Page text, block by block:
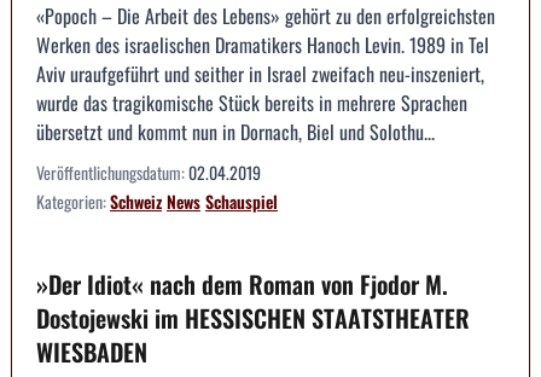
«Popoch – Die Arbeit des Lebens» gehört zu den erfolgreichsten
Werken des israelischen Dramatikers Hanoch Levin. 1989 in Tel
Aviv uraufgeführt und seither in Israel zweifach neu-inszeniert,
wurde das tragikomische Stück bereits in mehrere Sprachen
übersetzt und kommt nun in Dornach, Biel und Solothu...
Veröffentlichungsdatum:02.04.2019
Kategorien:SchweizNewsSchauspiel
»Der Idiot« nach dem Roman von Fjodor M.
Dostojewski im HESSISCHEN STAATSTHEATER
WIESBADEN